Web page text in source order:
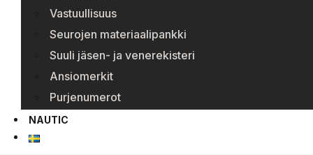
Vastuullisuus
Seurojen materiaalipankki
Suuli jäsen- ja venerekisteri
Ansiomerkit
Purjenumerot
NAUTIC